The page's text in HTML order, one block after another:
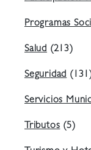
Programas
Salud (213)
Seguridad
Servicios
Tributos(5)